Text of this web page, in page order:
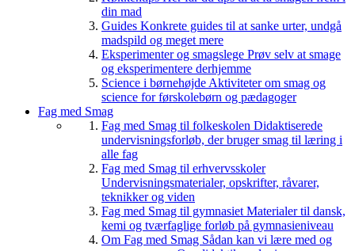
din mad
Guides Konkrete guides til at sanke urter, undgå
madspild og meget mere
Eksperimenter og smagslege Prøv selv at smage
og eksperimentere derhjemme
Science i børnehøjde Aktiviteter om smag og
science for førskolebørn og pædagoger
Fag med Smag
Fag med Smag til folkeskolen Didaktiserede
undervisningsforløb, der bruger smag til læring i
alle fag
Fag med Smag til erhvervsskoler
Undervisningsmaterialer, opskrifter, råvarer,
teknikker og viden
Fag med Smag til gymnasiet Materialer til dansk,
kemi og tværfaglige forløb på gymnasieniveau
Om Fag med Smag Sådan kan vi lære med og